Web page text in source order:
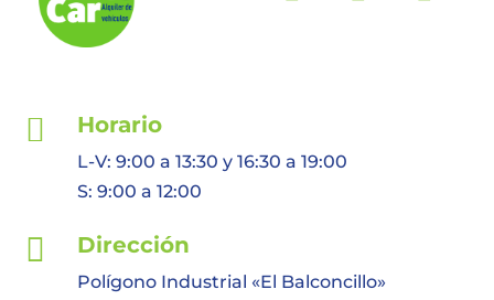
 Horario
L-V: 9:00 a 13:30 y 16:30 a 19:00
S: 9:00 a 12:00
 Dirección
Polígono Industrial «El Balconcillo»